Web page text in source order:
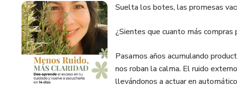
Suelta los botes, las promesas
¿Sientes que cuanto más
Pasamos años acumulando
nos roban la calma. El ruido
llevándonos a actuar en